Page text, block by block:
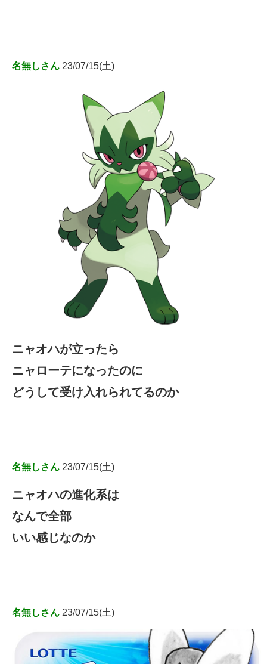
名無しさん 23/07/15(土)
ニャオハが立ったら
ニャローテになったのに
どうして受け入れられてるのか
名無しさん 23/07/15(土)
ニャオハの進化系は
なんで全部
いい感じなのか
名無しさん 23/07/15(土)